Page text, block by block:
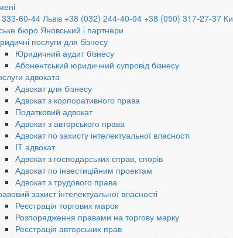
333-60-44 Львів +38 (032) 244-40-04 +38 (050) 317-27-37
бюро Яновський і партнери
послуги для бізнесу
Юридичний аудит бізнесу
Абонентський юридичний супровід бізнесу
адвоката
Адвокат для бізнесу
Адвокат з корпоративного права
Податковий адвокат
Адвокат з авторського права
Адвокат по захисту інтелектуальної власності
IT адвокат
Адвокат з господарських справ, спорів
Адвокат по інвестиційним проектам
Адвокат з трудового права
захист інтелектуальної власності
Реєстрація торгових марок
Розпорядження правами на торгову марку
Реєстрація авторських прав